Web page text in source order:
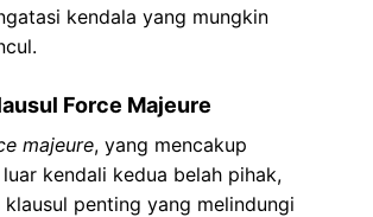
kendala yang mungkin
Force Majeure
majeure, yang mencakup
kendali kedua belah pihak,
klausul penting yang melindungi